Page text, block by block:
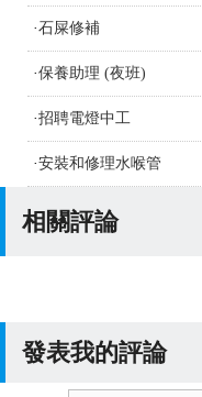
·石屎修補
·保養助理 (夜班)
·招聘電燈中工
·安裝和修理水喉管
相關評論
發表我的評論